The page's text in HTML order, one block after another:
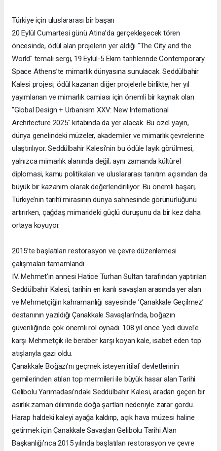
Türkiye için uluslararası bir başarı
20 Eylül Cumartesi günü Atina’da gerçekleşecek tören
öncesinde, ödül alan projelerin yer aldığı "The City and the
World" temalı sergi, 19 Eylül-5 Ekim tarihlerinde Contemporary
Space Athens’te mimarlık dünyasına sunulacak. Seddülbahir
Kalesi projesi, ödül kazanan diğer projelerle birlikte, her yıl
yayımlanan ve mimarlık camiası için önemli bir kaynak olan
"Global Design + Urbanism XXV: New International
Architecture 2025" kitabında da yer alacak. Bu özel yayın,
dünya genelindeki müzeler, akademiler ve mimarlık çevrelerine
ulaştırılıyor. Seddülbahir Kalesi’nin bu ödüle layık görülmesi,
yalnızca mimarlık alanında değil; aynı zamanda kültürel
diplomasi, kamu politikaları ve uluslararası tanıtım açısından da
büyük bir kazanım olarak değerlendiriliyor. Bu önemli başarı,
Türkiye’nin tarihî mirasının dünya sahnesinde görünürlüğünü
artırırken, çağdaş mimarideki güçlü duruşunu da bir kez daha
ortaya koyuyor.
2015’te başlatılan restorasyon ve çevre düzenlemesi
çalışmaları tamamlandı
IV. Mehmet’in annesi Hatice Turhan Sultan tarafından yaptırılan
Seddülbahir Kalesi, tarihin en kanlı savaşları arasında yer alan
ve Mehmetçiğin kahramanlığı sayesinde ’Çanakkale Geçilmez’
destanının yazıldığı Çanakkale Savaşları’nda, boğazın
güvenliğinde çok önemli rol oynadı. 108 yıl önce ’yedi düvel’e
karşı Mehmetçik ile beraber karşı koyan kale, isabet eden top
atışlarıyla gazi oldu.
Çanakkale Boğazı’nı geçmek isteyen itilaf devletlerinin
gemilerinden atılan top mermileri ile büyük hasar alan Tarihi
Gelibolu Yarımadası’ndaki Seddülbahir Kalesi, aradan geçen bir
asırlık zaman diliminde doğa şartları nedeniyle zarar gördü.
Harap haldeki kaleyi ayağa kaldırıp, açık hava müzesi haline
getirmek için Çanakkale Savaşları Gelibolu Tarihi Alan
Başkanlığı’nca 2015 yılında başlatılan restorasyon ve çevre